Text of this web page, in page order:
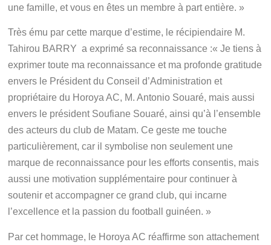
une famille, et vous en êtes un membre à part entière. »
Très ému par cette marque d’estime, le récipiendaire M.
Tahirou BARRY a exprimé sa reconnaissance :« Je tiens à
exprimer toute ma reconnaissance et ma profonde gratitude
envers le Président du Conseil d’Administration et
propriétaire du Horoya AC, M. Antonio Souaré, mais aussi
envers le président Soufiane Souaré, ainsi qu’à l’ensemble
des acteurs du club de Matam. Ce geste me touche
particulièrement, car il symbolise non seulement une
marque de reconnaissance pour les efforts consentis, mais
aussi une motivation supplémentaire pour continuer à
soutenir et accompagner ce grand club, qui incarne
l’excellence et la passion du football guinéen. »
Par cet hommage, le Horoya AC réaffirme son attachement